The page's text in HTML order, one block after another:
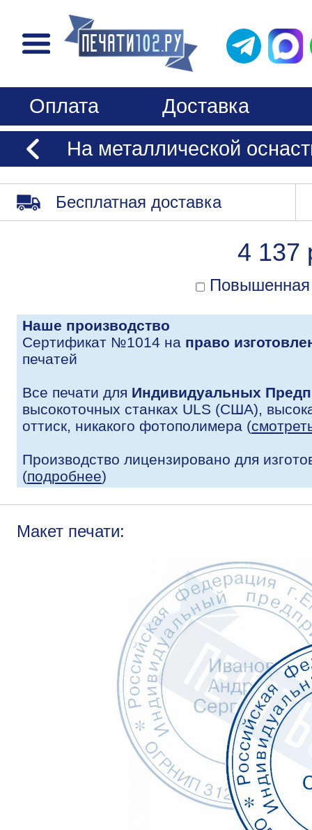
Оплата
Доставка
На металлической
Бесплатная доставка
4 137
Повышенная
Наше производство
Сертификат №1014 на право
печатей
Все печати для Индивидуальных
высокоточных станках ULS (США),
оттиск, никакого фотополимера (
Производство лицензировано для
(подробнее)
Макет печати: